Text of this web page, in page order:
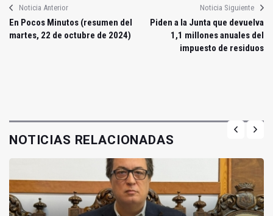
Noticia Anterior
En Pocos Minutos (resumen del
martes, 22 de octubre de 2024)
Noticia Siguiente
Piden a la Junta que devuelva
1,1 millones anuales del
impuesto de residuos
NOTICIAS RELACIONADAS